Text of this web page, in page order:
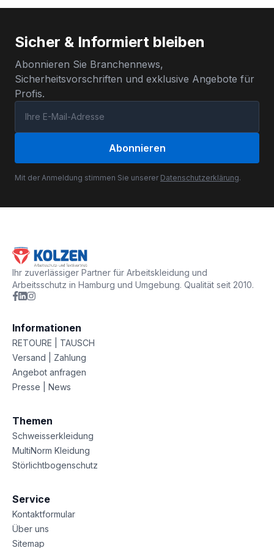
Sicher & Informiert bleiben
Abonnieren Sie Branchennews,
Sicherheitsvorschriften und exklusive Angebote für
Profis.
Abonnieren
Mit der Anmeldung stimmen Sie unserer Datenschutzerklärung.
Ihr zuverlässiger Partner für Arbeitskleidung und
Arbeitsschutz in Hamburg und Umgebung. Qualität seit 2010.
Informationen
RETOURE | TAUSCH
Versand | Zahlung
Angebot anfragen
Presse | News
Themen
Schweisserkleidung
MultiNorm Kleidung
Störlichtbogenschutz
Service
Kontaktformular
Über uns
Sitemap